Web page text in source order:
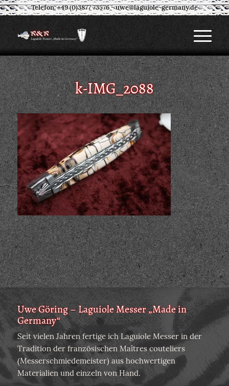
Telefon: +49 (0)3877 73576-uwe@laguiole-germany.de
k-IMG_2088
Uwe Göring – Laguiole Messer „Made in
Germany“
Seit vielen Jahren fertige ich Laguiole Messer in der
Tradition der französischen Maîtres couteliers
(Messerschmiedemeister) aus hochwertigen
Materialien und einzeln von Hand.